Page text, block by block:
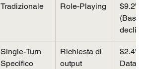
Tradizionale
Role-Playing
Single-Turn
Specifico
Richiesta di
output
Data